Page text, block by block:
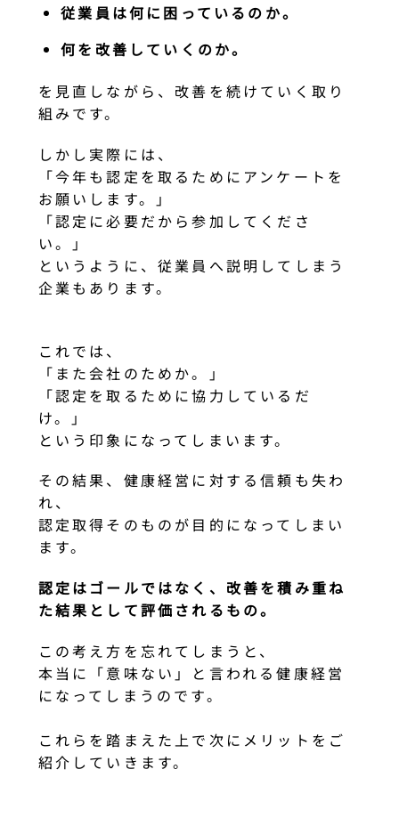
従業員は何に困っているのか。
何を改善していくのか。
を見直しながら、改善を続けていく取り
組みです。
しかし実際には、
「今年も認定を取るためにアンケートを
お願いします。」
「認定に必要だから参加してくださ
い。」
というように、従業員へ説明してしまう
企業もあります。
これでは、
「また会社のためか。」
「認定を取るために協力しているだ
け。」
という印象になってしまいます。
その結果、健康経営に対する信頼も失わ
れ、
認定取得そのものが目的になってしまい
ます。
認定はゴールではなく、改善を積み重ね
た結果として評価されるもの。
この考え方を忘れてしまうと、
本当に「意味ない」と言われる健康経営
になってしまうのです。
これらを踏まえた上で次にメリットをご
紹介していきます。